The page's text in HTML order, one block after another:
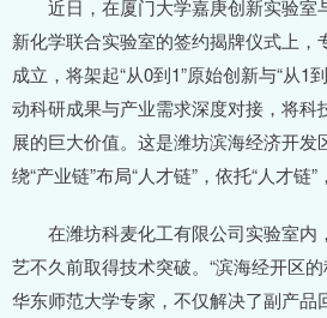
近日，在厦门大学嘉庚创新实验室
新化学联合实验室的签约揭牌仪式上，
成立，将架起“从0到1”原始创新与“从1
动科研成果与产业需求深度对接，将科
展的巨大价值。这是潍坊滨海经济开发
绕“产业链”布局“人才链”，依托“人才链”
在潍坊科麦化工有限公司实验室内
艺不久前取得技术突破。“滨海经开区
华东师范大学专家，不仅解决了副产品